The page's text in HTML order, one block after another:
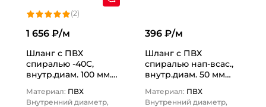
(2)
1 656 ₽/м
Шланг с ПВХ
спиралью -40C,
внутр.диам. 100 мм.
LOCK
Материал: ПВХ
Внутренний диаметр,
396 ₽/м
Шланг с ПВХ
спиралью нап-всас.,
внутр.диам. 50 мм
Материал: ПВХ
Внутренний диаметр,